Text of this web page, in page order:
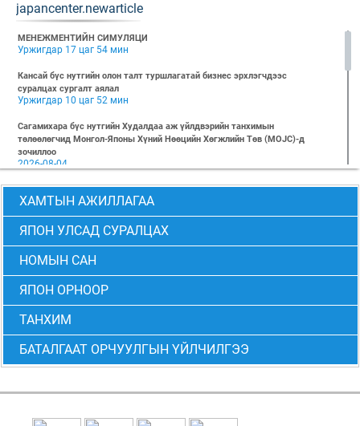
japancenter.newarticle
МЕНЕЖМЕНТИЙН СИМУЛЯЦИ
Уржигдар 17 цаг 54 мин
Кансай бүс нутгийн олон талт туршлагатай бизнес эрхлэгчдээс
суралцах сургалт аялал
Уржигдар 10 цаг 52 мин
Сагамихара бүс нутгийн Худалдаа аж үйлдвэрийн танхимын
төлөөлөгчид Монгол-Японы Хүний Нөөцийн Хөгжлийн Төв (MOJC)-д
зочиллоо
2026-08-04
"БИЗНЕС БА ХҮНИЙ ЭРХ" Нээлттэй семинарын бүртгэл эхэллээ
2026-07-28
Global Value Chain Бизнесийн практик сургалт
2026 БИЗНЕСИЙН ҮНДСЭН СУРГАЛТ-PMP АНГИ 29 дэх элсэлт
2026-07-08
2026 БИЗНЕСИЙН ҮНДСЭН СУРГАЛТ-УДИРДЛАГЫН АНГИ 29 дэх элсэлт
2026-07-06
МОНГОЛ-ЯПОНЫ ТӨВИЙН БИЗНЕСИЙН ҮНДСЭН СУРГАЛТЫН 28 ДАХЬ
ЭЛСЭЛТИЙН “CEO” болон “PMP” АНГИЙН ТӨГСӨЛТ АМЖИЛТТАЙ БОЛЖ
ӨНДӨРЛӨВ
менежмент” сэдэвт суурь мэдлэгийн сургалтыг зохион байгууллаа
ХАМТЫН АЖИЛЛАГАА
ЯПОН УЛСАД СУРАЛЦАХ
НОМЫН САН
ЯПОН ОРНООР
ТАНХИМ
БАТАЛГААТ ОРЧУУЛГЫН ҮЙЛЧИЛГЭЭ